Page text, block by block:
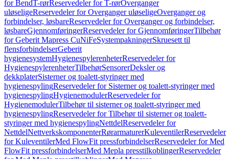
for BendT-rørReservedeler for T-rørOverganger
uløseligeReservedeler for Overganger uløseligeOverganger og
forbindelser, løsbareReservedeler for Overganger og forbindelser,
løsbareGjennomføringerReservedeler for GjennomføringerTilbehør
for Geberit Mapress CuNiFeSystempakningerSkruesett til
flensforbindelserGeberit
hygienesystemHygienespylerenheterReservedeler for
HygienespylerenheterTilbehørSensorerDeksler og
dekkplaterSisterner og toalett-styringer med
hygienespylingReservedeler for Sisterner og toalett-styringer med
hygienespylingHygienemodulerReservedeler for
HygienemodulerTilbehør til sisterner og toalett-styringer med
hygienespylingReservedeler for Tilbehør til sisterner og toalett-
styringer med hygienespylingNettdelReservedeler for
NettdelNettverkskomponenterRørarmaturerKuleventilerReservedeler
for KuleventilerMed FlowFit pressforbindelserReservedeler for Med
FlowFit pressforbindelserMed Mepla presstilkoblingerReservedeler